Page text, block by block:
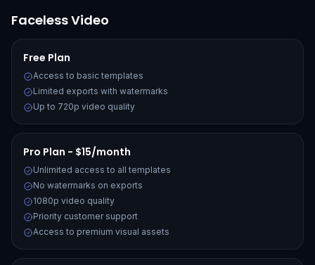
Faceless Video
Free Plan
Access to basic templates
Limited exports with watermarks
Up to 720p video quality
Pro Plan - $15/month
Unlimited access to all templates
No watermarks on exports
1080p video quality
Priority customer support
Access to premium visual assets